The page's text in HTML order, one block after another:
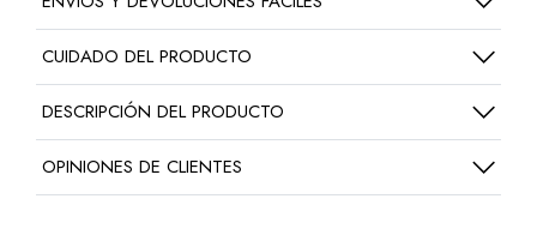
CUIDADO DEL PRODUCTO
DESCRIPCIÓN DEL PRODUCTO
OPINIONES DE CLIENTES